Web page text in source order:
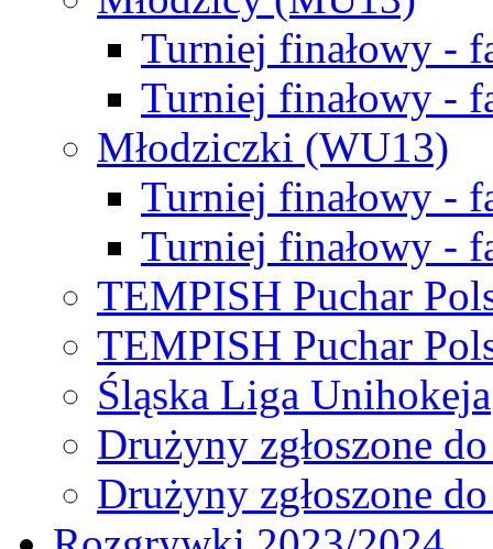
Turniej finałowy -
Turniej finałowy -
Młodziczki (WU13)
Turniej finałowy -
Turniej finałowy -
TEMPISH Puchar
TEMPISH Puchar
Śląska Liga Unihokeja
Drużyny zgłoszone
Drużyny zgłoszone